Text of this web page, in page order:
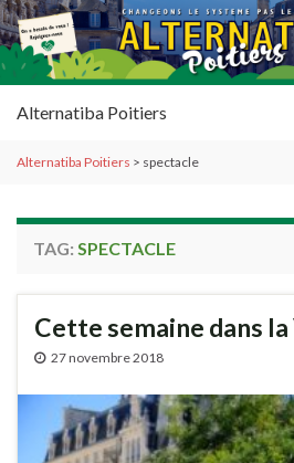
Alternatiba Poitiers
Alternatiba Poitiers > spectacle
TAG: SPECTACLE
Cette semaine dans
27 novembre 2018